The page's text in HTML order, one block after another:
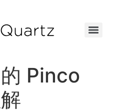
Pinco